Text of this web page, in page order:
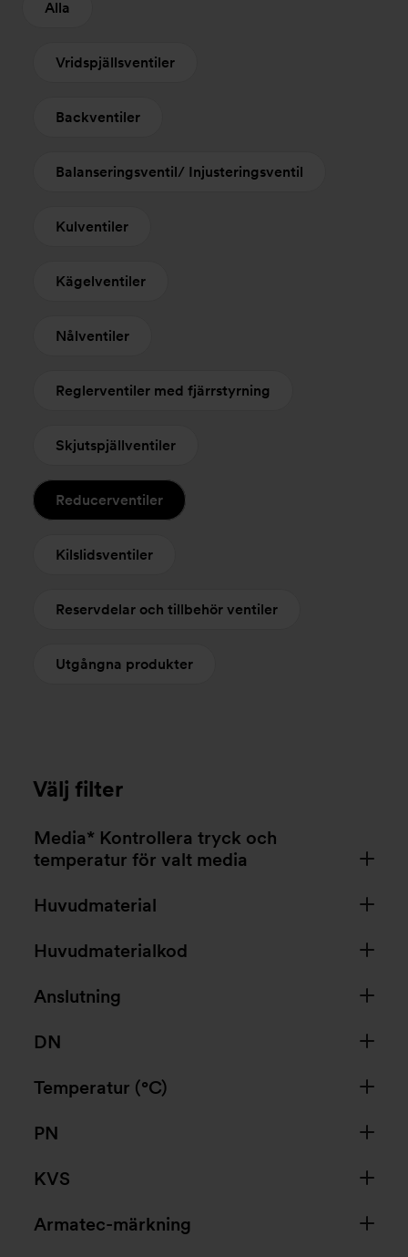
Alla
Vridspjällsventiler
Backventiler
Balanseringsventil/ Injusteringsventil
Kulventiler
Kägelventiler
Nålventiler
Reglerventiler med fjärrstyrning
Skjutspjällventiler
Reducerventiler
Kilslidsventiler
Reservdelar och tillbehör ventiler
Utgångna produkter
Välj filter
Media* Kontrollera tryck och
temperatur för valt media
Huvudmaterial
Huvudmaterialkod
Anslutning
DN
Temperatur (°C)
PN
KVS
Armatec-märkning